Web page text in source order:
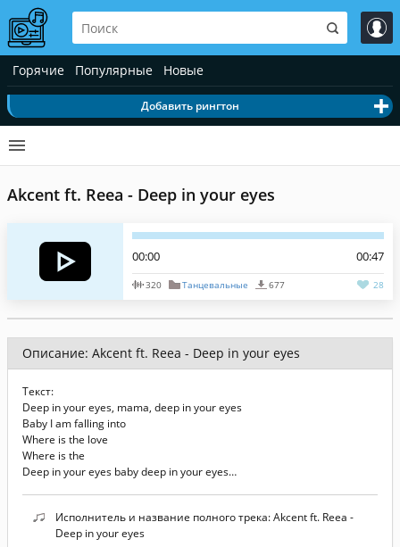
Горячие Популярные Новые
Добавить рингтон
Akcent ft. Reea - Deep in your eyes
00:00 00:47
320 Танцевальные 677 28
Описание: Akcent ft. Reea - Deep in your eyes
Текст:
Deep in your eyes, mama, deep in your eyes
Baby I am falling into
Where is the love
Where is the
Deep in your eyes baby deep in your eyes…
Исполнитель и название полного трека: Akcent ft. Reea -
Deep in your eyes